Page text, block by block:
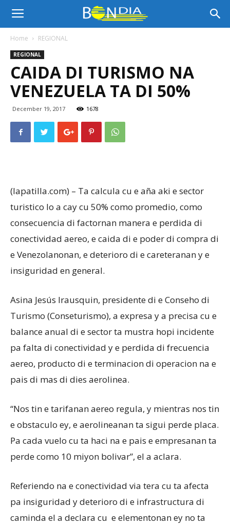
Bon
Dia
Aruba
Home REGIONAL
REGIONAL
CAIDA DI TURISMO NA
VENEZUELA TA DI 50%
December 19, 2017 1678
(lapatilla.com) – Ta calcula cu e aña aki e sector
turistico lo a cay cu 50% como promedio, como
consecuencia di factornan manera e perdida di
conectividad aereo, e caida di e poder di compra di
e Venezolanonan, e deterioro di e careteranan y e
insiguridad en general.
Asina Jesús Irausquin, presidente di e Conseho di
Turismo (Conseturismo), a expresa y a precisa cu e
balance anual di e sector ta mustra hopi incidente
pa falta di conectividad y e perdida di frecuencia
aereo, producto di e terminacion di operacion na e
pais di mas di dies aerolinea.
‘‘Nos tin e tarifanan aereo regula, y mientras nos tin
e obstaculo ey, e aerolineanan ta sigui perde placa.
Pa cada vuelo cu ta haci na e pais e empresanan ta
perde como 10 miyon bolivar”, el a aclara.
Referiendo na e conectividad via tera cu ta afecta
pa insiguridad y deterioro di e infrastructura di
caminda el a declara cu e elementonan ey no ta